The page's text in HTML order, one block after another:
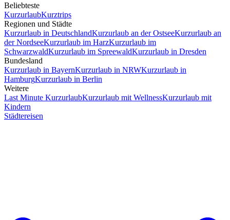
Beliebteste
KurzurlaubKurztrips
Regionen und Städte
Kurzurlaub in DeutschlandKurzurlaub an der OstseeKurzurlaub an
der NordseeKurzurlaub im HarzKurzurlaub im
SchwarzwaldKurzurlaub im SpreewaldKurzurlaub in Dresden
Bundesland
Kurzurlaub in BayernKurzurlaub in NRWKurzurlaub in
HamburgKurzurlaub in Berlin
Weitere
Last Minute KurzurlaubKurzurlaub mit WellnessKurzurlaub mit
Kindern
Städtereisen